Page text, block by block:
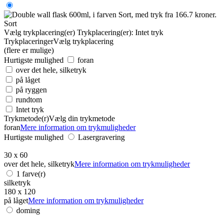
Sort
Vælg trykplacering(er) Trykplacering(er): Intet tryk
TrykplaceringerVælg trykplacering
(flere er mulige)
Hurtigste mulighed
foran
over det hele, silketryk
på låget
på ryggen
rundtom
Intet tryk
Trykmetode(r)Vælg din trykmetode
foranMere information om trykmuligheder
Hurtigste mulighed
Lasergravering
30 x 60
over det hele, silketrykMere information om trykmuligheder
1 farve(r)
silketryk
180 x 120
på lågetMere information om trykmuligheder
doming